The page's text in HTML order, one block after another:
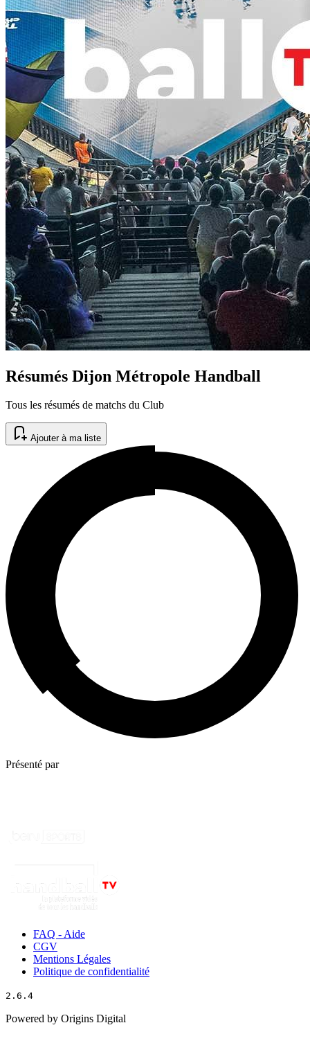
Résumés Dijon Métropole Handball
Tous les résumés de matchs du Club
Ajouter à ma liste
Présenté par
FAQ - Aide
CGV
Mentions Légales
Politique de confidentialité
2.6.4
Powered by Origins Digital